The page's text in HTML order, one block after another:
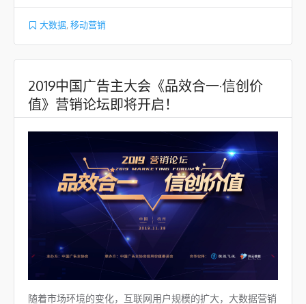
大数据, 移动营销
2019中国广告主大会《品效合一·信创价
值》营销论坛即将开启！
随着市场环境的变化，互联网用户规模的扩大，大数据营销